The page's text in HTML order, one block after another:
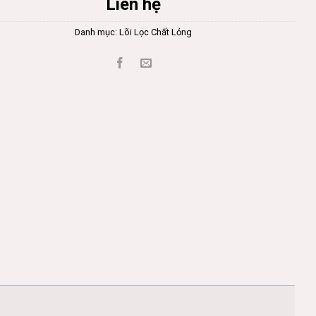
Liên hệ
Danh mục: Lõi Lọc Chất Lỏng